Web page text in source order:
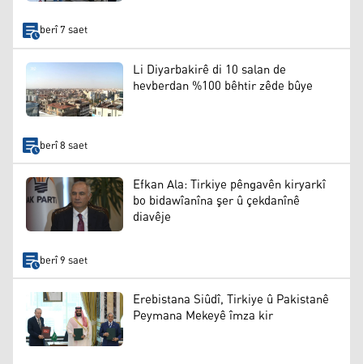
berî 7 saet
Li Diyarbakirê di 10 salan de
hevberdan %100 bêhtir zêde bûye
berî 8 saet
Efkan Ala: Tirkiye pêngavên kiryarkî
bo bidawîanîna şer û çekdanînê
diavêje
berî 9 saet
Erebistana Siûdî, Tirkiye û Pakistanê
Peymana Mekeyê îmza kir